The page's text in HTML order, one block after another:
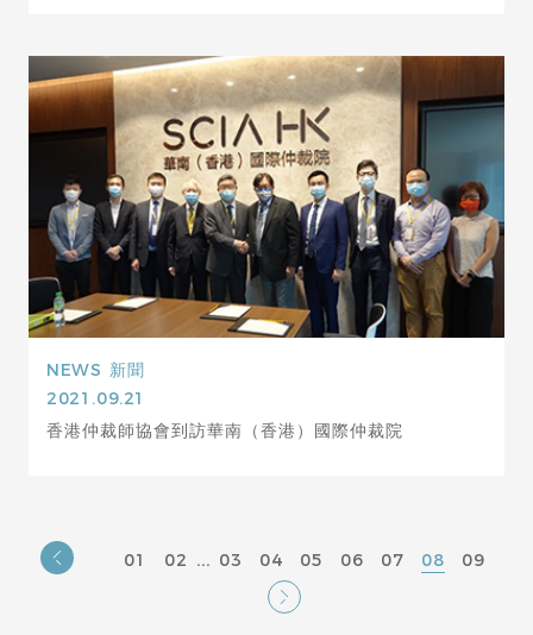
NEWS 新聞
2021.09.21
香港仲裁師協會到訪華南（香港）國際仲裁院
01 02 ... 03 04 05 06 07 08 09